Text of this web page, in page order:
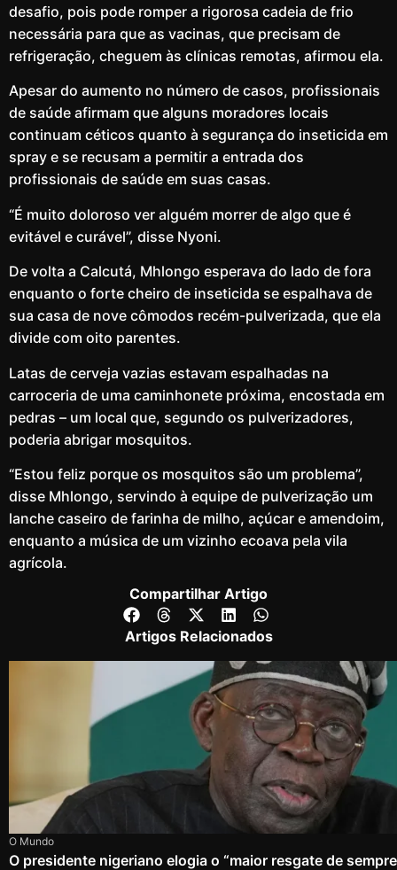
desafio, pois pode romper a rigorosa cadeia de frio
necessária para que as vacinas, que precisam de
refrigeração, cheguem às clínicas remotas, afirmou ela.
Apesar do aumento no número de casos, profissionais
de saúde afirmam que alguns moradores locais
continuam céticos quanto à segurança do inseticida em
spray e se recusam a permitir a entrada dos
profissionais de saúde em suas casas.
“É muito doloroso ver alguém morrer de algo que é
evitável e curável”, disse Nyoni.
De volta a Calcutá, Mhlongo esperava do lado de fora
enquanto o forte cheiro de inseticida se espalhava de
sua casa de nove cômodos recém-pulverizada, que ela
divide com oito parentes.
Latas de cerveja vazias estavam espalhadas na
carroceria de uma caminhonete próxima, encostada em
pedras – um local que, segundo os pulverizadores,
poderia abrigar mosquitos.
“Estou feliz porque os mosquitos são um problema”,
disse Mhlongo, servindo à equipe de pulverização um
lanche caseiro de farinha de milho, açúcar e amendoim,
enquanto a música de um vizinho ecoava pela vila
agrícola.
Compartilhar Artigo
Artigos Relacionados
O Mundo
O presidente nigeriano elogia o “maior resgate de